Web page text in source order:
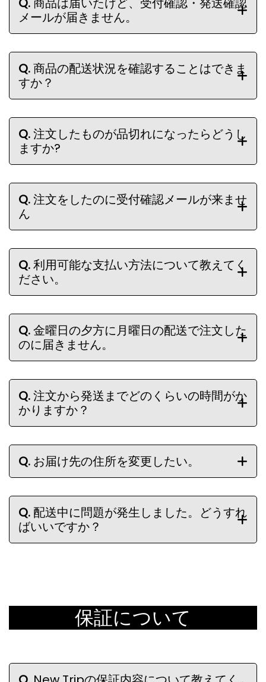
メールが届きません。
Q.商品の配送状況を確認することはできま
すか？
Q.注文したものが品切れになったらどうし
ますか?
Q.注文をしたのに受付確認メールが来ませ
ん
Q.利用可能な支払い方法について教えてく
ださい。
Q.金曜日の夕方に月曜日の配送で注文した
のに届きません。
Q.注文から発送までどのくらいの時間がか
かりますか？
Q. お届け先の住所を変更したい。
Q. 配送中に問題が発生しました。どうすれ
ばいいですか？
保証について